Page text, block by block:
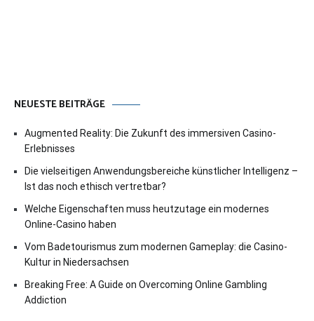
NEUESTE BEITRÄGE
Augmented Reality: Die Zukunft des immersiven Casino-
Erlebnisses
Die vielseitigen Anwendungsbereiche künstlicher Intelligenz –
Ist das noch ethisch vertretbar?
Welche Eigenschaften muss heutzutage ein modernes
Online-Casino haben
Vom Badetourismus zum modernen Gameplay: die Casino-
Kultur in Niedersachsen
Breaking Free: A Guide on Overcoming Online Gambling
Addiction